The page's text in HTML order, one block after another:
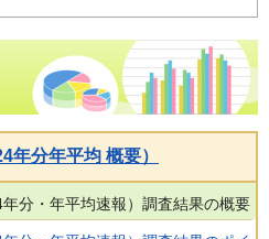
報館トップページ
年分年平均 概要）
分・年平均速報）調査結果の概要